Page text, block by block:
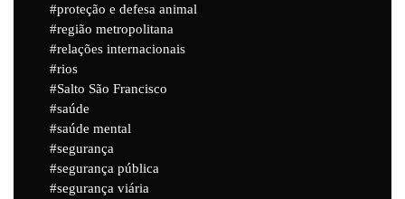
proteção e defesa animal
região metropolitana
relações internacionais
rios
Salto São Francisco
saúde
saúde mental
segurança
segurança pública
segurança viária